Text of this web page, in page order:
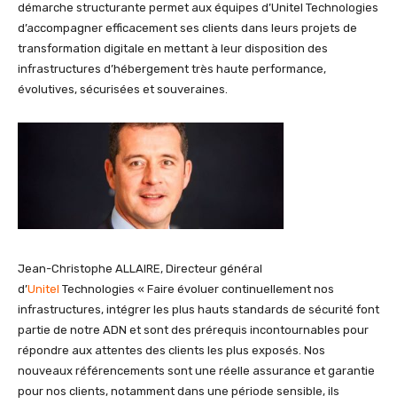
démarche structurante permet aux équipes d’Unitel Technologies
d’accompagner efficacement ses clients dans leurs projets de
transformation digitale en mettant à leur disposition des
infrastructures d’hébergement très haute performance,
évolutives, sécurisées et souveraines.
Jean-Christophe ALLAIRE, Directeur général
d’Unitel Technologies « Faire évoluer continuellement nos
infrastructures, intégrer les plus hauts standards de sécurité font
partie de notre ADN et sont des prérequis incontournables pour
répondre aux attentes des clients les plus exposés. Nos
nouveaux référencements sont une réelle assurance et garantie
pour nos clients, notamment dans une période sensible, ils